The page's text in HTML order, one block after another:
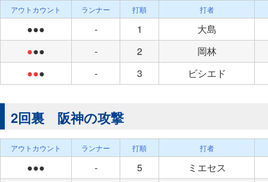
アウトカウント ランナー 打順 打者
●●● - 1
大島
●●● - 2
岡林
●●● - 3 ビシエド
2回裏 阪神の攻撃
アウトカウント ランナー 打順 打者
●●● - 5
ミエセス